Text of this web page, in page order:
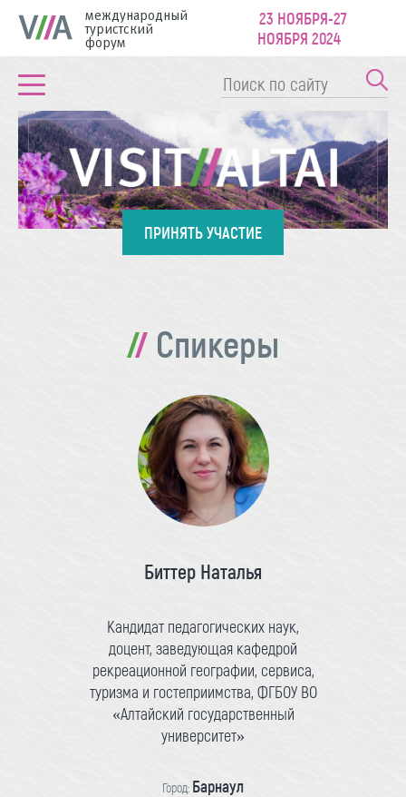
международный
туристский
форум
23 НОЯБРЯ-27
НОЯБРЯ 2024
ПРИНЯТЬ УЧАСТИЕ
Спикеры
Биттер Наталья
Кандидат педагогических наук,
доцент, заведующая кафедрой
рекреационной географии, сервиса,
туризма и гостеприимства, ФГБОУ ВО
«Алтайский государственный
университет»
Город: Барнаул